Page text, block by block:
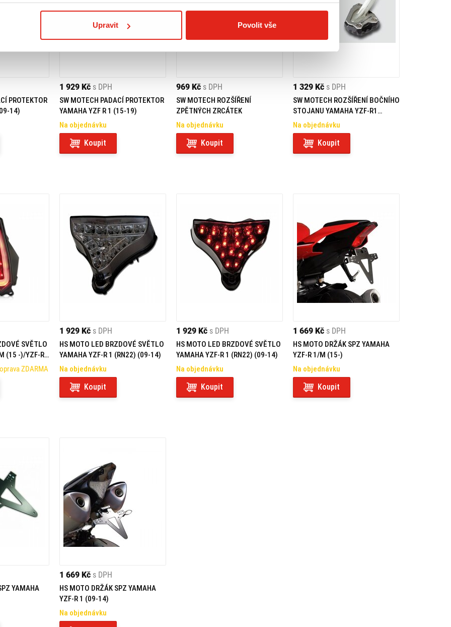
Upravit Povolit vše
PROTEKTOR
14)
1 929 Kč s DPH
SW MOTECH PADACÍ PROTEKTOR
YAMAHA YZF R 1 (15-19)
Na objednávku
Koupit
969 Kč s DPH
SW MOTECH ROZŠÍŘENÍ
ZPĚTNÝCH ZRCÁTEK
Na objednávku
Koupit
1 329 Kč s DPH
SW MOTECH ROZŠÍŘENÍ BOČNÍHO
STOJANU YAMAHA YZF-R1
(15-)/MT-10 (16-)
Na objednávku
Koupit
SVĚTLO
(15 -)/YZF-R
ZDARMA
1 929 Kč s DPH
HS MOTO LED BRZDOVÉ SVĚTLO
YAMAHA YZF-R 1 (RN22) (09-14)
Na objednávku
Koupit
1 929 Kč s DPH
HS MOTO LED BRZDOVÉ SVĚTLO
YAMAHA YZF-R 1 (RN22) (09-14)
Na objednávku
Koupit
1 669 Kč s DPH
HS MOTO DRŽÁK SPZ YAMAHA
YZF-R 1/M (15-)
Na objednávku
Koupit
YAMAHA
1 669 Kč s DPH
HS MOTO DRŽÁK SPZ YAMAHA
YZF-R 1 (09-14)
Na objednávku